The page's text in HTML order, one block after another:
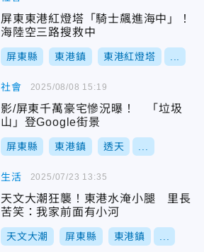
屏東東港紅燈塔「騎士飆進海中」！
海陸空三路搜救中
屏東縣 東港鎮 東港紅燈塔
社會
影/屏東千萬豪宅慘況曝！ 「垃圾
山」登Google街景
屏東縣 東港鎮 透天
2025/08/08 15:19
生活
天文大潮狂襲！東港水淹小腿 里長
苦笑：我家前面有小河
天文大潮 屏東縣 東港鎮
2025/07/23 13:35